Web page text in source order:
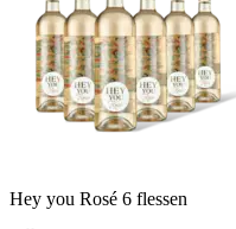
Hey you Rosé 6 flessen